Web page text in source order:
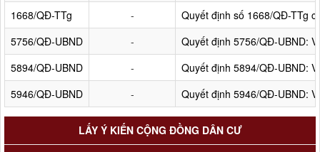
1668/QĐ-TTg
-
Quyết định số 1668/QĐ-TTg
5756/QĐ-UBND
-
Quyết định 5756/QĐ-UBND:
5894/QĐ-UBND
-
Quyết định 5894/QĐ-UBND:
5946/QĐ-UBND
- Quyết định 5946/QĐ-UBND:
LẤY Ý KIẾN CỘNG ĐỒNG DÂN CƯ